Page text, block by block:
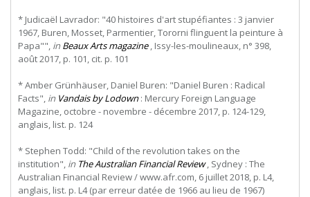
* Judicaël Lavrador: "40 histoires d'art stupéfiantes : 3 janvier
1967, Buren, Mosset, Parmentier, Tororni flinguent la peinture à
Papa"", in Beaux Arts magazine, Issy-les-moulineaux, n° 398,
août 2017, p. 101, cit. p. 101
* Amber Grünhäuser, Daniel Buren: "Daniel Buren : Radical
Facts", in Vandais by Lodown: Mercury Foreign Language
Magazine, octobre - novembre - décembre 2017, p. 124-129,
anglais, list. p. 124
* Stephen Todd: "Child of the revolution takes on the
institution", in The Australian Financial Review, Sydney : The
Australian Financial Review / www.afr.com, 6 juillet 2018, p. L4,
anglais, list. p. L4 (par erreur datée de 1966 au lieu de 1967)